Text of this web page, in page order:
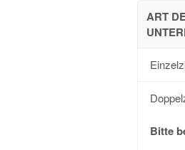
ART
Bitte